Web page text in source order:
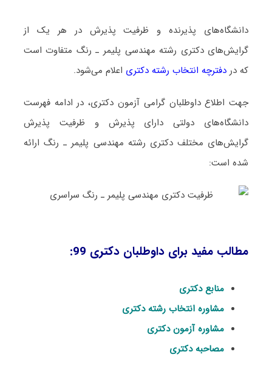
دانشگاه‌های پذیرنده و ظرفیت پذیرش در هر یک از
گرایش‌های دکتری رشته ﻣﻬﻨﺪسی پلیمر ـ رﻧﮓ متفاوت است
که در دفترچه انتخاب رشته دکتری اعلام می‌شود.
جهت اطلاع داوطلبان گرامی آزمون دکتری، در ادامه فهرست
دانشگاه‌های دولتی دارای پذیرش و ظرفیت پذیرش
گرایش‌های مختلف دکتری رشته ﻣﻬﻨﺪسی پلیمر ـ رﻧﮓ ارائه
شده است:
مطالب مفید برای داوطلبان دکتری 99:
منابع دکتری
مشاوره انتخاب رشته دکتری
مشاوره آزمون دکتری
مصاحبه دکتری